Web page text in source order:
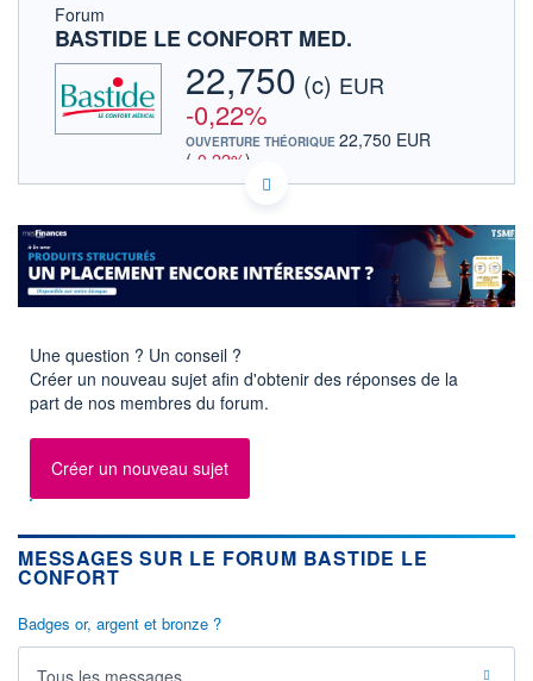
FORUM
HISTORIQUE
ACTIONNAIRES
Forum
BASTIDE LE CONFORT MED.
22,750 (c) EUR
-0,22%
OUVERTURE THÉORIQUE 22,750 EUR
( -0,22%)
INDICE DE RÉFÉRENCE CAC MID & SMALL
EURONEXT PARIS DONNÉES TEMPS RÉEL
Politique d'exécution
Cotation sur les autres places
11h51
22,9
Prestataires de soins de
santé
CAC Mid & Small
22,900
+ HAUT
22,950
+ BAS
Une question ? Un conseil ?
Créer un nouveau sujet afin d'obtenir des réponses de la
part de nos membres du forum.
Créer un nouveau sujet
MESSAGES SUR LE FORUM BASTIDE LE
CONFORT
Badges or, argent et bronze ?
Tous les messages